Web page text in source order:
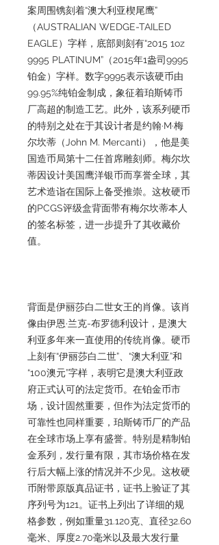
案周围镌刻着“澳大利亚楔尾鹰”
（AUSTRALIAN WEDGE-TAILED
EAGLE）字样，底部则刻有“2015 1oz
9995 PLATINUM”（2015年1盎司9995
铂金）字样。数字9995表示该硬币由
99.95%纯铂金制成，象征着珀斯铸币
厂高超的制造工艺。此外，该系列硬币
的特别之处在于其设计者是约翰·M·梅
尔坎蒂（John M. Mercanti），他是美
国造币局第十二任首席雕刻师。梅尔坎
蒂因设计美国鹰洋银币而享誉全球，其
艺术造诣在国际上备受推崇。这枚硬币
的PCGS评级盒背面带有梅尔坎蒂本人
的签名标签，进一步提升了其收藏价
值。
背面是伊丽莎白二世女王的肖像。该肖
像由伊恩·兰克-布罗德利设计，是澳大
利亚多年来一直使用的传统肖像。硬币
上刻有“伊丽莎白二世”、“澳大利亚”和
“100澳元”字样，表明它是澳大利亚政
府正式认可的法定货币。在铂金币市
场，设计固然重要，但作为法定货币的
可靠性也同样重要，珀斯铸币厂的产品
在全球市场上享有盛誉。特别是精制铂
金系列，发行量有限，其市场价格在发
行后大幅上涨的情况并不少见。这枚硬
币附带原版真品证书，证书上验证了其
序列号为121。证书上列出了详细的规
格参数，例如重量31.120克、直径32.60
毫米、厚度2.70毫米以及最大发行量